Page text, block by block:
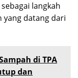
langkah
yang datang dari
di TPA
dan